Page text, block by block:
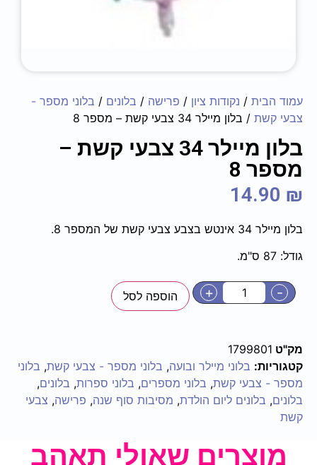
עמוד הבית / נקודות ציון / פרישה / בלונים / בלוני מספר -
צבעי קשת / בלון מיילר 34 צבעי קשת – מספר 8
בלון מיילר 34 צבעי קשת –
מספר 8
14.90 ₪
בלון מיילר 34 אינטש בצבע צבעי קשת של המספר 8.
גודל: 87 ס"מ.
-
+ הוספה לסל
מק"ט 1799801
קטגוריות: בלוני מיילר ובועה, בלוני מספר - צבעי קשת, בלוני
מספר - צבעי קשת, בלוני מספרים, בלוני ספרות, בלונים,
בלונים, בלונים ליום הולדת, מסיבות סוף שנה, פרישה, צבעי
קשת
מוצרים שאולי תאהב